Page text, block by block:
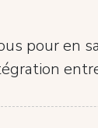
pour en